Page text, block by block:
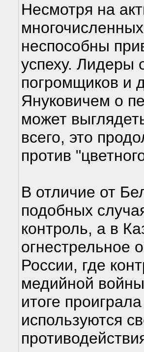
Несмотря на
неспособны
успеху. Лидеры
погромщиков и
Януковичем о
может
всего, это
против
В отличие от
подобных
контроль, а в
огнестрельное
России, где
медийной
итоге
используются